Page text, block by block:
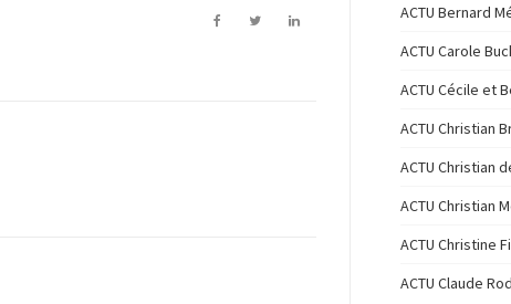
ACTU Bernard
ACTU Carole
ACTU Cécile et
ACTU Christian
ACTU Christian
ACTU Christian
ACTU Christine
ACTU Claude